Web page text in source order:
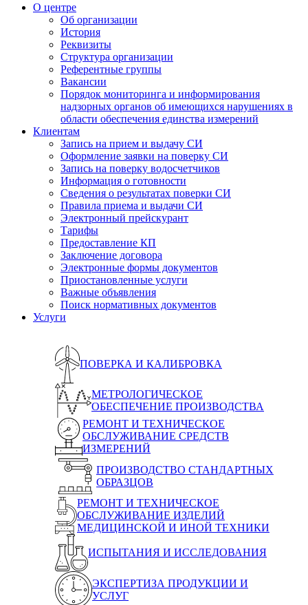
О центре
Об организации
История
Реквизиты
Структура организации
Референтные группы
Вакансии
Порядок мониторинга и информирования
надзорных органов об имеющихся нарушениях в
области обеспечения единства измерений
Клиентам
Запись на прием и выдачу СИ
Оформление заявки на поверку СИ
Запись на поверку водосчетчиков
Информация о готовности
Сведения о результатах поверки СИ
Правила приема и выдачи СИ
Электронный прейскурант
Тарифы
Предоставление КП
Заключение договора
Электронные формы документов
Приостановленные услуги
Важные объявления
Поиск нормативных документов
Услуги
ПОВЕРКА И КАЛИБРОВКА
МЕТРОЛОГИЧЕСКОЕ
ОБЕСПЕЧЕНИЕ ПРОИЗВОДСТВА
РЕМОНТ И ТЕХНИЧЕСКОЕ
ОБСЛУЖИВАНИЕ СРЕДСТВ
ИЗМЕРЕНИЙ
ПРОИЗВОДСТВО СТАНДАРТНЫХ
ОБРАЗЦОВ
РЕМОНТ И ТЕХНИЧЕСКОЕ
ОБСЛУЖИВАНИЕ ИЗДЕЛИЙ
МЕДИЦИНСКОЙ И ИНОЙ ТЕХНИКИ
ИСПЫТАНИЯ И ИССЛЕДОВАНИЯ
ЭКСПЕРТИЗА ПРОДУКЦИИ И
УСЛУГ